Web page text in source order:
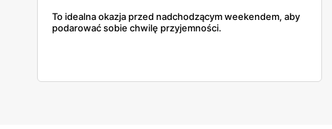
To idealna okazja przed nadchodzącym weekendem, aby
podarować sobie chwilę przyjemności.